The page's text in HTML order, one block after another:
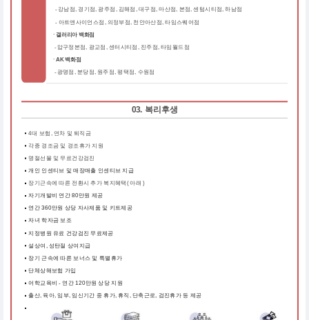
- 강남점, 경기점, 광주점, 김해점, 대구점, 마산점, 본점, 센텀시티점, 하남점
- 아트앤사이언스점, 의정부점, 천안아산점, 타임스퀘어점
ㆍ갤러리아 백화점
-압구정본점, 광교점, 센터시티점, 진주점, 타임월드점
ㆍAK 백화점
-광명점, 분당점, 원주점, 평택점, 수원점
03. 복리후생
4대 보험, 연차 및 퇴직금
각종 경조금 및 경조휴가 지원
명절선물 및 무료건강검진
개인 인센티브 및 매장매출 인센티브 지급
장기근속에 따른 전환시 추가 복지혜택( 아래 )
자기개발비 연간 80만원 제공
연간 360만원 상당 자사제품 및 키트제공
자녀 학자금 보조
지정병원 유료 건강검진 무료제공
설상여, 성탄절 상여지급
장기 근속에 따른 보너스 및 특별휴가
단체상해보험 가입
어학교육비 - 연간 120만원 상당 지원
출산, 육아, 임부, 임신기간 중 휴가, 휴직, 단축근로, 검진휴가 등 제공